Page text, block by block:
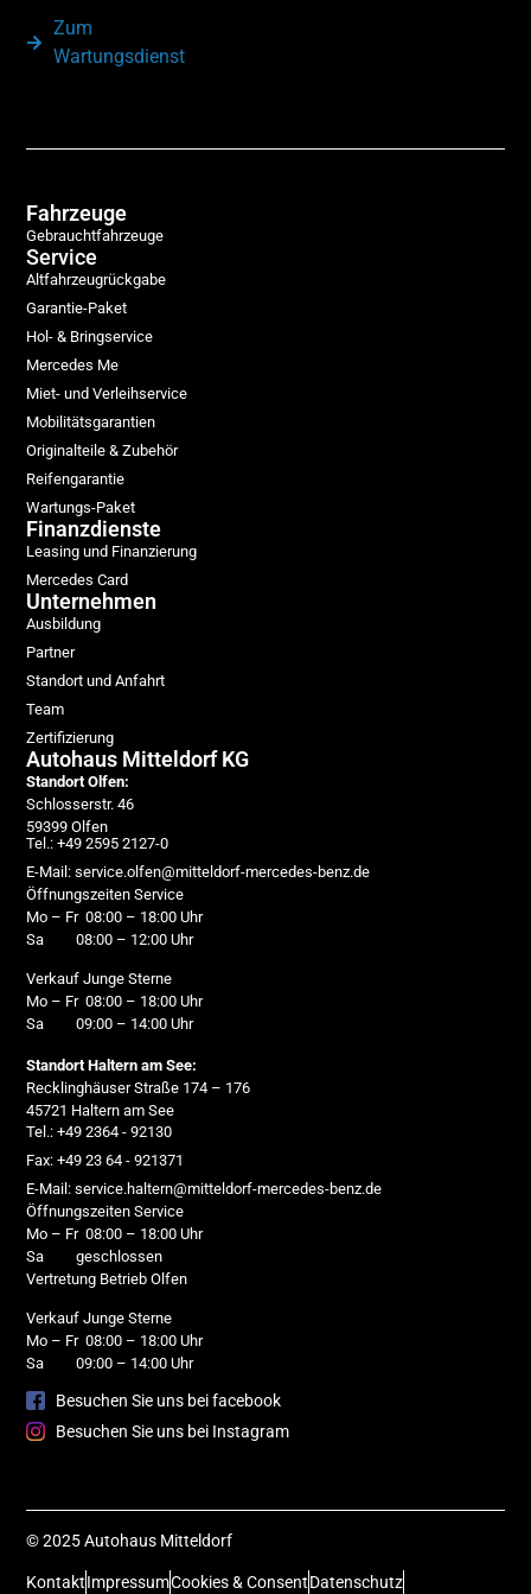
Zum
Wartungsdienst
Fahrzeuge
Gebrauchtfahrzeuge
Service
Altfahrzeugrückgabe
Garantie-Paket
Hol- & Bringservice
Mercedes Me
Miet- und Verleihservice
Mobilitätsgarantien
Originalteile & Zubehör
Reifengarantie
Wartungs-Paket
Finanzdienste
Leasing und Finanzierung
Mercedes Card
Unternehmen
Ausbildung
Partner
Standort und Anfahrt
Team
Zertifizierung
Autohaus Mitteldorf KG
Standort Olfen:
Schlosserstr. 46
59399 Olfen
Tel.: +49 2595 2127-0
E-Mail: service.olfen@mitteldorf-mercedes-benz.de
Öffnungszeiten Service
Mo – Fr 08:00 – 18:00 Uhr
Sa 08:00 – 12:00 Uhr
Verkauf Junge Sterne
Mo – Fr 08:00 – 18:00 Uhr
Sa 09:00 – 14:00 Uhr
Standort Haltern am See:
Recklinghäuser Straße 174 – 176
45721 Haltern am See
Tel.: +49 2364 - 92130
Fax: +49 23 64 - 921371
E-Mail: service.haltern@mitteldorf-mercedes-benz.de
Öffnungszeiten Service
Mo – Fr 08:00 – 18:00 Uhr
Sa geschlossen
Vertretung Betrieb Olfen
Verkauf Junge Sterne
Mo – Fr 08:00 – 18:00 Uhr
Sa 09:00 – 14:00 Uhr
Besuchen Sie uns bei facebook
Besuchen Sie uns bei Instagram
© 2025 Autohaus Mitteldorf
KontaktImpressumCookies & ConsentDatenschutz